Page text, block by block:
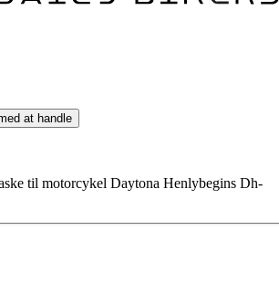
at handle
til motorcykel Daytona Henlybegins Dh-